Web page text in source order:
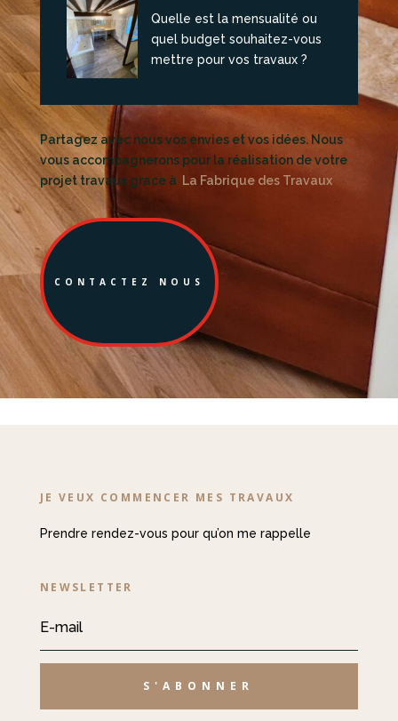
Quelle est la mensualité ou
quel budget souhaitez-vous
mettre pour vos travaux ?
Partagez avec nous vos envies et vos idées. Nous
vous accompagnerons pour la réalisation de votre
projet travaux grace à La Fabrique des Travaux
CONTACTEZ NOUS
JE VEUX COMMENCER MES TRAVAUX
Prendre rendez-vous pour qu’on me rappelle
NEWSLETTER
S'ABONNER